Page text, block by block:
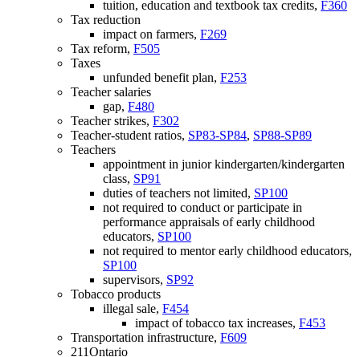
tuition, education and textbook tax credits, F360
Tax reduction
impact on farmers, F269
Tax reform, F505
Taxes
unfunded benefit plan, F253
Teacher salaries
gap, F480
Teacher strikes, F302
Teacher-student ratios, SP83-SP84, SP88-SP89
Teachers
appointment in junior kindergarten/kindergarten
class, SP91
duties of teachers not limited, SP100
not required to conduct or participate in
performance appraisals of early childhood
educators, SP100
not required to mentor early childhood educators,
SP100
supervisors, SP92
Tobacco products
illegal sale, F454
impact of tobacco tax increases, F453
Transportation infrastructure, F609
211Ontario